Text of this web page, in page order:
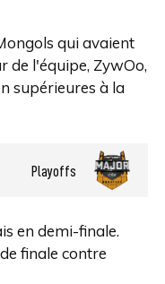
qui avaient
de l'équipe, ZywOo,
supérieures à la
Playoffs
en demi-finale.
finale contre